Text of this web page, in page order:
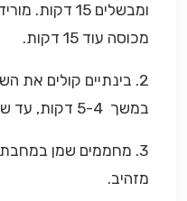
ומבשלים 15
מכוסה עוד 15 דקות.
2. בינתיים קולים
במשך 5-4 דקות, עד שהם מזהיבים.
3. מחממים שמן
מזהיב.